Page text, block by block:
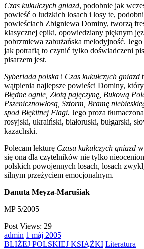
Czas kukułczych gniazd, podobnie jak
powieść o ludzkich losach i losy te,
powieściach Zbigniewa Dominy, tworzą
klasycznej epiki, opowiedziany pięknym
pobrzmiewa zabużańska melodyjność.
jak potrafią to czynić tylko doświadczeni
pisarzem jest.
Syberiada polska i Czas kukułczych gniazd
wątpienia najlepsze powieści Dominy,
Błędne ognie, Złotą pajęczynę, Bukową
Pszenicznowłosą, Sztorm, Bramę
spod Błękitnej Flagi. Jego proza
rosyjski, ukraiński, białoruski, bułgarski,
kazachski.
Polecam lekturę Czasu kukułczych gniazd
się ona dla czytelników nie tylko
polskich powojennych losach, losach
silnym przeżyciem emocjonalnym.
Danuta Meyza-Marušiak
MP 5/2005
Post Views: 29
admin 1 máj 2005
BLIŻEJ POLSKIEJ KSIĄŻKI Literatura